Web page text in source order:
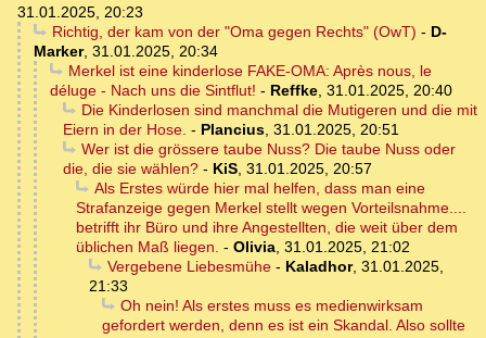
31.01.2025, 20:23
Richtig, der kam von der "Oma gegen Rechts" (OwT) - D-
Marker, 31.01.2025, 20:34
Merkel ist eine kinderlose FAKE-OMA: Après nous, le
déluge - Nach uns die Sintflut! - Reffke, 31.01.2025, 20:40
Die Kinderlosen sind manchmal die Mutigeren und die mit
Eiern in der Hose. - Plancius, 31.01.2025, 20:51
Wer ist die grössere taube Nuss? Die taube Nuss oder
die, die sie wählen? - KiS, 31.01.2025, 20:57
Als Erstes würde hier mal helfen, dass man eine
Strafanzeige gegen Merkel stellt wegen Vorteilsnahme....
betrifft ihr Büro und ihre Angestellten, die weit über dem
üblichen Maß liegen. - Olivia, 31.01.2025, 21:02
Vergebene Liebesmühe- Kaladhor, 31.01.2025,
21:33
Oh nein! Als erstes muss es medienwirksam
gefordert werden, denn es ist ein Skandal. Also sollte